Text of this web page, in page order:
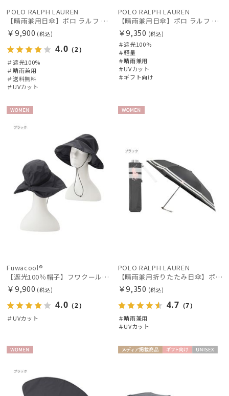
POLO RALPH LAUREN
【晴雨兼用日傘】ポロ ラルフ ローレン (POLO RALPH LAUREN) ワンポイント刺繍 遮光100% UVメンズ日傘
￥9,900 (税込)
4.0 （2）
＃遮光100%
＃晴雨兼用
＃送料無料
＃UVカット
POLO RALPH LAUREN
【晴雨兼用日傘】ポロ ラルフ ローレン (POLO RALPH LAUREN) ドット 遮光100 UV100 遮熱 晴雨兼用 軽量
￥9,350 (税込)
＃遮光100%
＃軽量
＃晴雨兼用
＃UVカット
＃ギフト向け
Fuwacool®
【遮光100％帽子】フワクール® (Fuwacool®) キャペリン 遮光100 UV100
￥9,900 (税込)
4.0 （2）
＃UVカット
POLO RALPH LAUREN
【晴雨兼用折りたたみ日傘】ポロ ラルフ ローレン (POLO RALPH LAUREN) ボーダー 遮熱 UV 晴雨兼用
￥9,350 (税込)
4.7 （7）
＃晴雨兼用
＃UVカット